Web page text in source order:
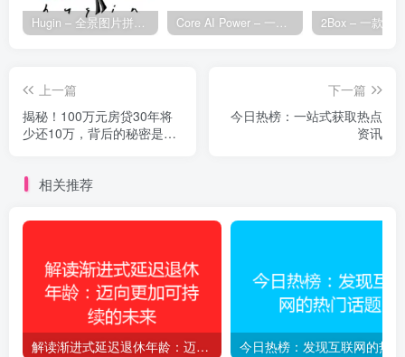
Hugin – 全景图片拼接工具 Core AI Power – 一款专为 WordPress 设计的 AI 增强插件
上一篇
揭秘！100万元房贷30年将
少还10万，背后的秘密是什
下一篇
今日热榜：一站式获取热点
资讯
相关推荐
解读渐进式延迟退休年龄：迈向更加可持续的未来